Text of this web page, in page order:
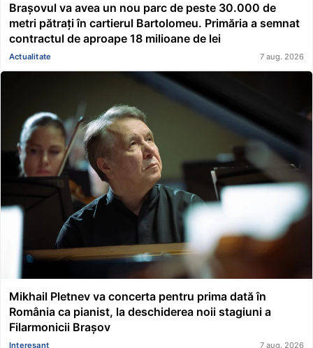
Brașovul va avea un nou parc de peste 30.000 de
metri pătrați în cartierul Bartolomeu. Primăria a semnat
contractul de aproape 18 milioane de lei
Actualitate 7 aug. 2026
Mikhail Pletnev va concerta pentru prima dată în
România ca pianist, la deschiderea noii stagiuni a
Filarmonicii Brașov
Interesant 7 aug. 2026